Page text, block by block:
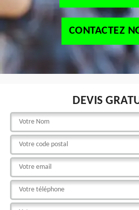
CONTACTEZ
DEVIS